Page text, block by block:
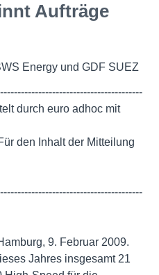
Aufträge
Energy und GDF SUEZ
durch euro adhoc mit
den Inhalt der Mitteilung
9. Februar 2009.
Jahres insgesamt 21